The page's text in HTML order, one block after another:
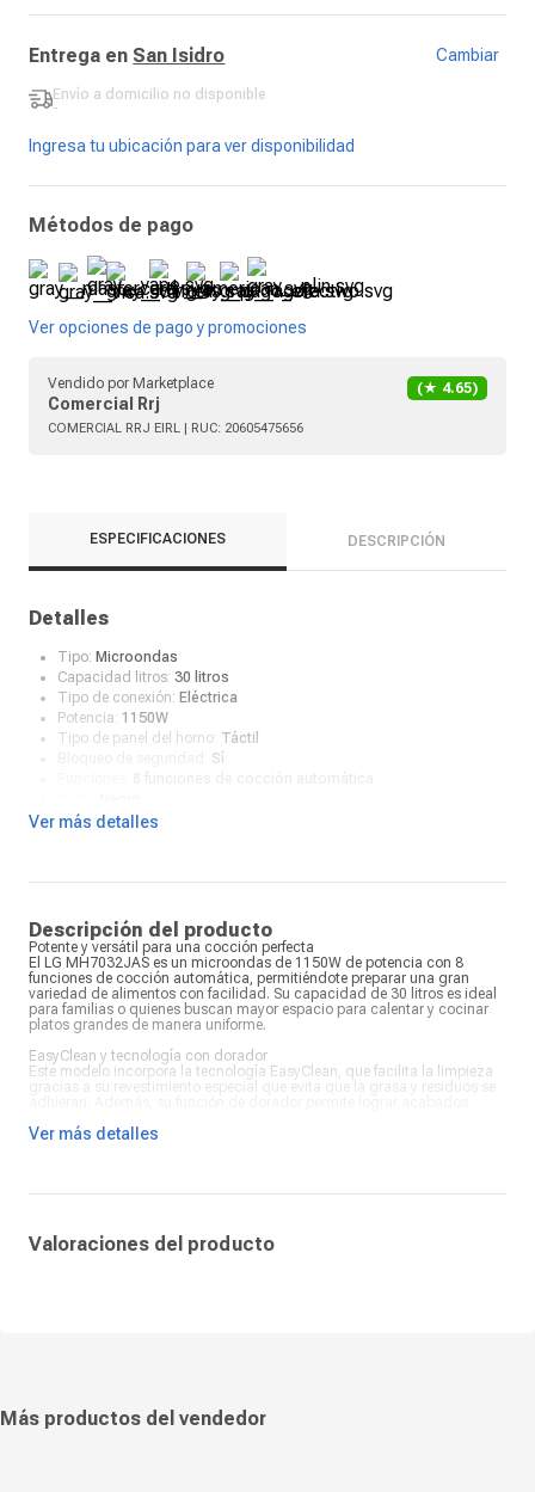
Entrega en San Isidro Cambiar
Envío a domicilio no disponible
-
Ingresa tu ubicación para ver disponibilidad
Métodos de pago
Ver opciones de pago y promociones
Vendido por Marketplace
Comercial Rrj
(★ 4.65)
COMERCIAL RRJ EIRL | RUC: 20605475656
ESPECIFICACIONES DESCRIPCIÓN
Detalles
Tipo: Microondas
Capacidad litros: 30 litros
Tipo de conexión: Eléctrica
Potencia: 1150W
Tipo de panel del horno: Táctil
Sí
Tipo de pantalla:
Material de la bandeja:Acero inoxidable
Ver más detalles
Descripción del producto
Potente y versátil para una cocción perfecta
El LG MH7032JAS es un microondas de 1150W de potencia con 8
funciones de cocción automática, permitiéndote preparar una gran
variedad de alimentos con facilidad. Su capacidad de 30 litros es ideal
para familias o quienes buscan mayor espacio para calentar y cocinar
platos grandes de manera uniforme.
EasyClean y tecnología con dorador
Este modelo incorpora la tecnología EasyClean, que facilita la limpieza
gracias a su revestimiento especial que evita que la grasa y residuos se
necesidad de un horno convencional.
cualquier cocina, brindando un estilo sofisticado y funcional. Su panel
Ver más detalles
Valoraciones del producto
Más productos del vendedor